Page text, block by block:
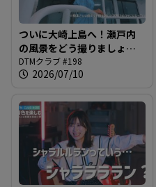
ついに大崎上島へ！瀬戸内
の風景をどう撮りましょう
か？@DTMクラブ #198
DTMクラブ #198
2026/07/10